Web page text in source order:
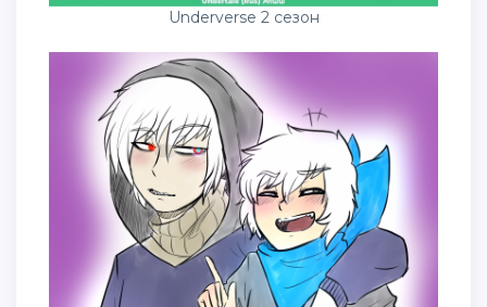
Underverse 2 сезон